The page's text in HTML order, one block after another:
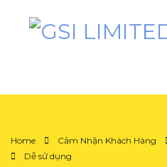
Home Cảm Nhận Khách Hàng
Dễ sử dụng